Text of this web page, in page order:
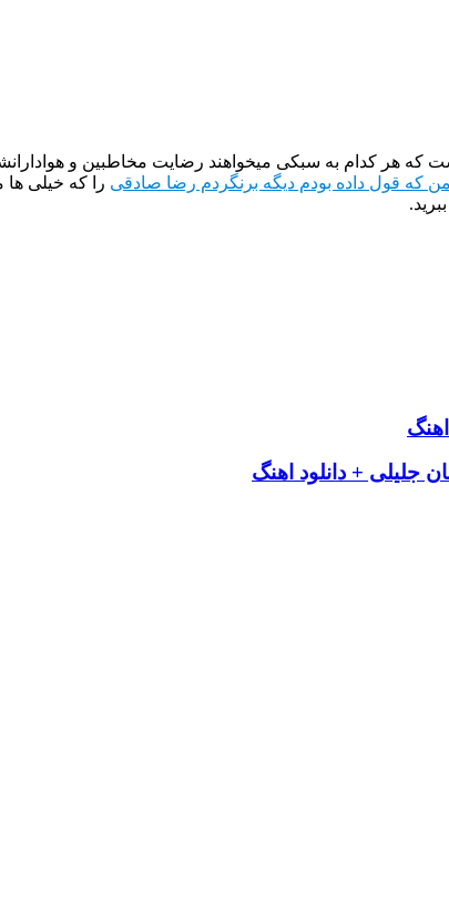
که هر کدام به سبکی میخواهند رضایت مخاطبین و
که قول داده بودم دیگه برنگردم رضا صادقی را که خیلی
جلیلی + دانلود اهنگ